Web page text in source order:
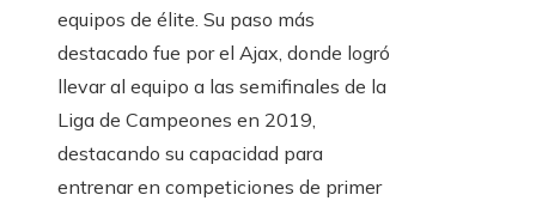
equipos de élite. Su paso más
destacado fue por el Ajax, donde logró
llevar al equipo a las semifinales de la
Liga de Campeones en 2019,
destacando su capacidad para
entrenar en competiciones de primer